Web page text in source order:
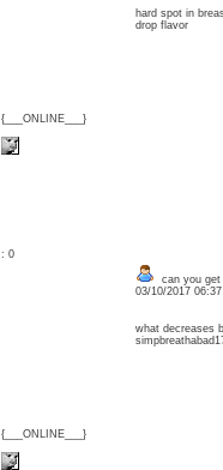
{___ONLINE___}
hard spot in
drop flavor
: 0
{___ONLINE___}
can you get
03/10/2017
what decreases